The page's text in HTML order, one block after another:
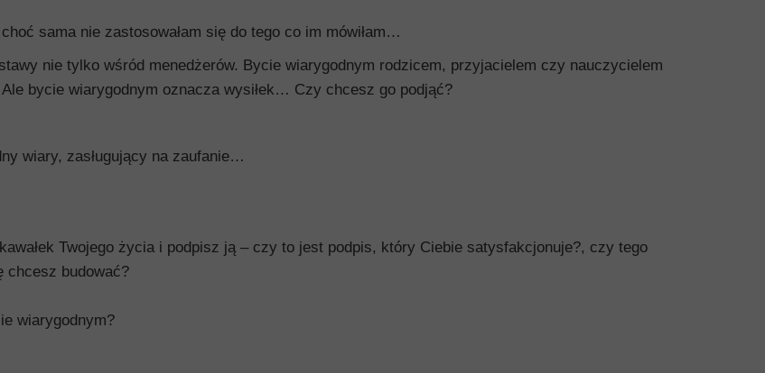
sama nie zastosowałam się do tego co im mówiłam…
nie tylko wśród menedżerów. Bycie wiarygodnym rodzicem, przyjacielem czy nauczycielem
bycie wiarygodnym oznacza wysiłek… Czy chcesz go podjąć?
wiary, zasługujący na zaufanie…
Twojego życia i podpisz ją – czy to jest podpis, który Ciebie satysfakcjonuje?, czy tego
chcesz budować?
wiarygodnym?